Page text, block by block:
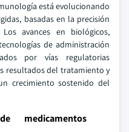
está evolucionando
basadas en la precisión
avances en biológicos,
de administración
por vías regulatorias
resultados del tratamiento y
crecimiento sostenido del
medicamentos